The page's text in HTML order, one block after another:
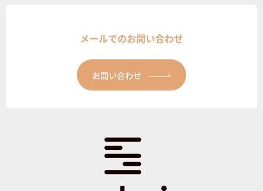
メールでのお問い合わせ
お問い合わせ